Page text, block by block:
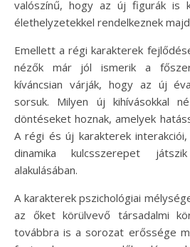
valószínű, hogy az új figurák is
élethelyzetekkel rendelkeznek
Emellett a régi karakterek
nézők már jól ismerik a
kíváncsian várják, hogy az új
sorsuk. Milyen új kihívásokkal
döntéseket hoznak, amelyek
A régi és új karakterek
dinamika kulcsszerepet
alakulásában.
A karakterek pszichológiai
az őket körülvevő társadalmi
továbbra is a sorozat erőssége